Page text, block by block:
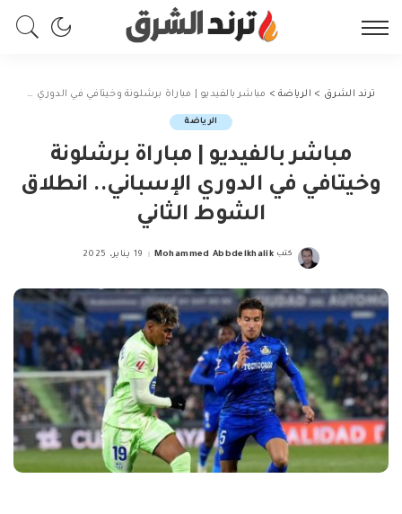
ترند الشرق > الرياضة> مباشر بالفيديو | مباراة برشلونة وخيتافي في الدوري الإسباني.. انطلاق الشوط الثاني
الرياضة
مباشر بالفيديو | مباراة برشلونة
وخيتافي في الدوري الإسباني.. انطلاق
الشوط الثاني
Posted
كتب Mohammed Abbdelkhalik 19 يناير، 2025